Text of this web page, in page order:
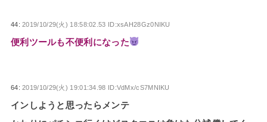
44:2019/10/29(火) 18:58:02.53 ID:xsAH28Gz0NIKU
便利ツールも不便利になった
64:2019/10/29(火) 19:01:34.98 ID:VdMx/cS7MNIKU
インしようと思ったらメンテ